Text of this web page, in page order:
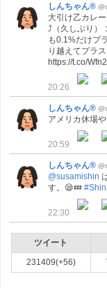
しんちゃん®
大引け乙カレ
⤴（久しぶり）
も0.1%だけプ
り越えてプラ
https://t.co/
20:26
しんちゃん®
アメリカ休場
20:59
しんちゃん®
@susamishin
す。😪💤
22:30
ツイート
231409(+56)